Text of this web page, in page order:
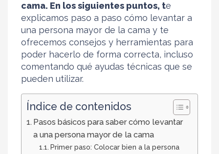
cama. En los siguientes puntos, te
explicamos paso a paso cómo levantar a
una persona mayor de la cama y te
ofrecemos consejos y herramientas para
poder hacerlo de forma correcta, incluso
comentando qué ayudas técnicas que se
pueden utilizar.
Índice de contenidos
Pasos básicos para saber cómo levantar
a una persona mayor de la cama
Primer paso: Colocar bien a la persona